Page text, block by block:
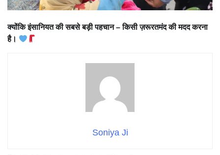
क्योंकि इंसानियत की सबसे बड़ी पहचान – किसी ज़रूरतमंद की मदद करना
है।
Soniya Ji